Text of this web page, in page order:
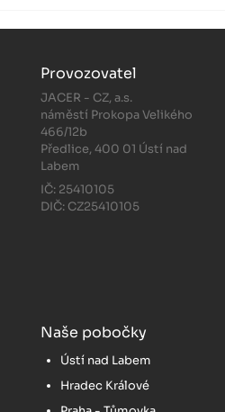
Provozovatel
JACER - CZ, a.s.
náměstí Prokopa Velikého
466/12b
Předlice, 400 01 Ústí nad
Labem
IČ: 25410105
DIČ: CZ25410105
Naše pobočky
Ústí nad Labem
Hradec Králové